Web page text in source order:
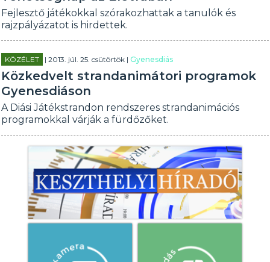
Fejlesztő játékokkal szórakozhattak a tanulók és
rajzpályázatot is hirdettek.
KÖZÉLET | 2013. júl. 25. csütörtök |Gyenesdiás
Közkedvelt strandanimátori programok
Gyenesdiáson
A Diási Játékstrandon rendszeres strandanimációs
programokkal várják a fürdőzőket.